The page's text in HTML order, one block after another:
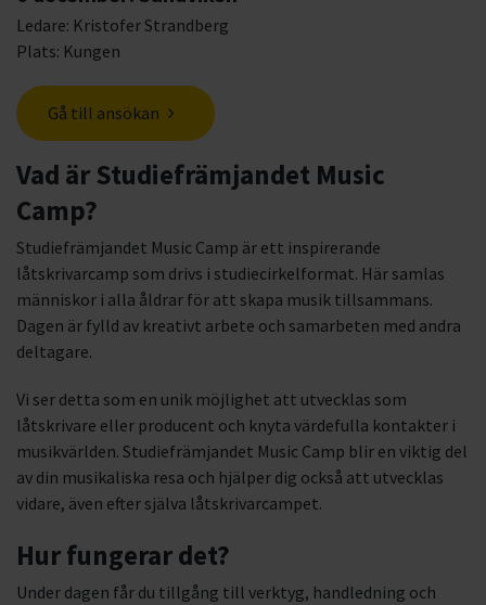
Ledare: Kristofer Strandberg
Plats: Kungen
Gå till ansökan
Vad är Studiefrämjandet Music
Camp?
Studiefrämjandet Music Camp är ett inspirerande
låtskrivarcamp som drivs i studiecirkelformat. Här samlas
människor i alla åldrar för att skapa musik tillsammans.
Dagen är fylld av kreativt arbete och samarbeten med andra
deltagare.
Vi ser detta som en unik möjlighet att utvecklas som
låtskrivare eller producent och knyta värdefulla kontakter i
musikvärlden. Studiefrämjandet Music Camp blir en viktig del
av din musikaliska resa och hjälper dig också att utvecklas
vidare, även efter själva låtskrivarcampet.
Hur fungerar det?
Under dagen får du tillgång till verktyg, handledning och